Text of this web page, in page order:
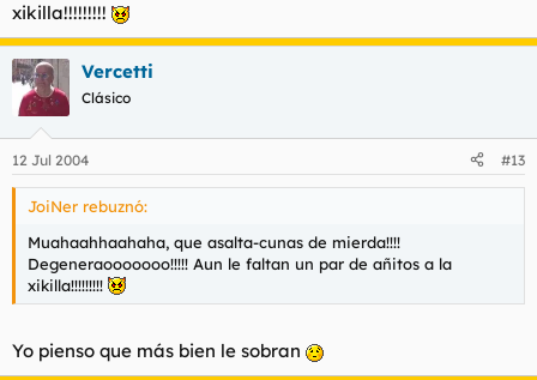
xikilla!!!!!!!!!
Vercetti
Clásico
12 Jul 2004 #13
JoiNer rebuznó:
Muahaahhaahaha, que asalta-cunas de mierda!!!!
Degeneraooooooo!!!!! Aun le faltan un par de añitos a la
xikilla!!!!!!!!!
Yo pienso que más bien le sobran